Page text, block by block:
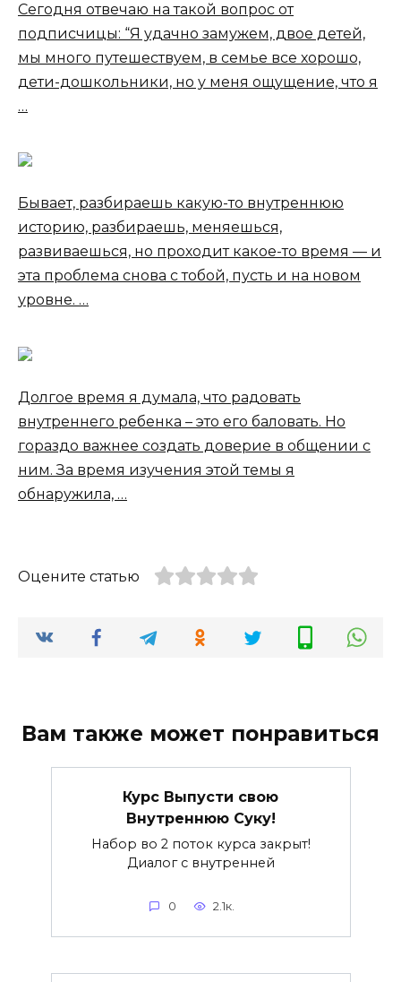
Сегодня отвечаю на такой вопрос от
подписчицы: “Я удачно замужем, двое детей,
мы много путешествуем, в семье все хорошо,
дети-дошкольники, но у меня ощущение, что я
…
Бывает, разбираешь какую-то внутреннюю
историю, разбираешь, меняешься,
развиваешься, но проходит какое-то время — и
эта проблема снова с тобой, пусть и на новом
уровне. …
Долгое время я думала, что радовать
внутреннего ребенка – это его баловать. Но
гораздо важнее создать доверие в общении с
ним. За время изучения этой темы я
обнаружила, …
Оцените статью
Вам также может понравиться
Курс Выпусти свою
Внутреннюю Суку!
Набор во 2 поток курса закрыт!
Диалог с внутренней
0 2.1к.